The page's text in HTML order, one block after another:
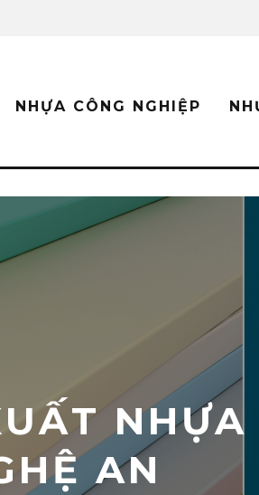
NHỰA CÔNG NGHIỆP
NHỰA
AN